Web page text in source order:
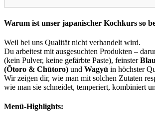
Warum ist unser japanischer Kochkurs so
Weil bei uns Qualität nicht verhandelt wird.
Du arbeitest mit ausgesuchten Produkten –
(kein Pulver, keine gefärbte Paste), feinster
(Ōtoro & Chūtoro) und Wagyū in höchster
Wir zeigen dir, wie man mit solchen Zutaten
wie man sie schneidet, temperiert, kombiniert
Menü-Highlights: